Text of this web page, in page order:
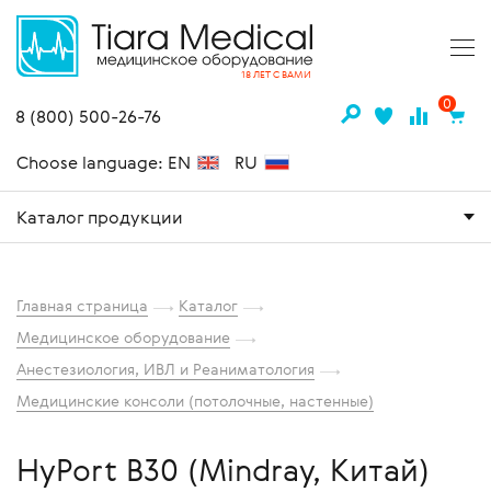
18 ЛЕТ С ВАМИ
8 (800) 500-26-76
0
Choose language: EN RU
Каталог продукции
Главная страница
Каталог
Медицинское оборудование
Анестезиология, ИВЛ и Реаниматология
Медицинские консоли (потолочные, настенные)
HyPort B30 (Mindray, Китай)